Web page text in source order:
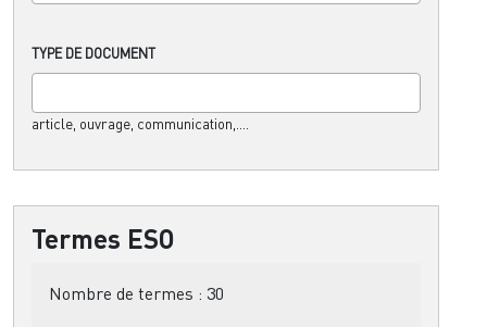
TYPE DE DOCUMENT
article, ouvrage, communication,....
Termes ESO
Nombre de termes : 30